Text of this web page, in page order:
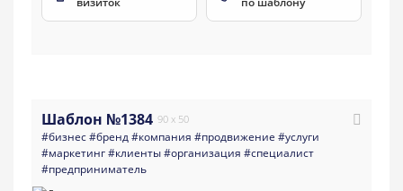
Шаблон №1384 90 x 50
#бизнес#бренд#компания #продвижение #услуги
#маркетинг#клиенты#организация #специалист
#предприниматель